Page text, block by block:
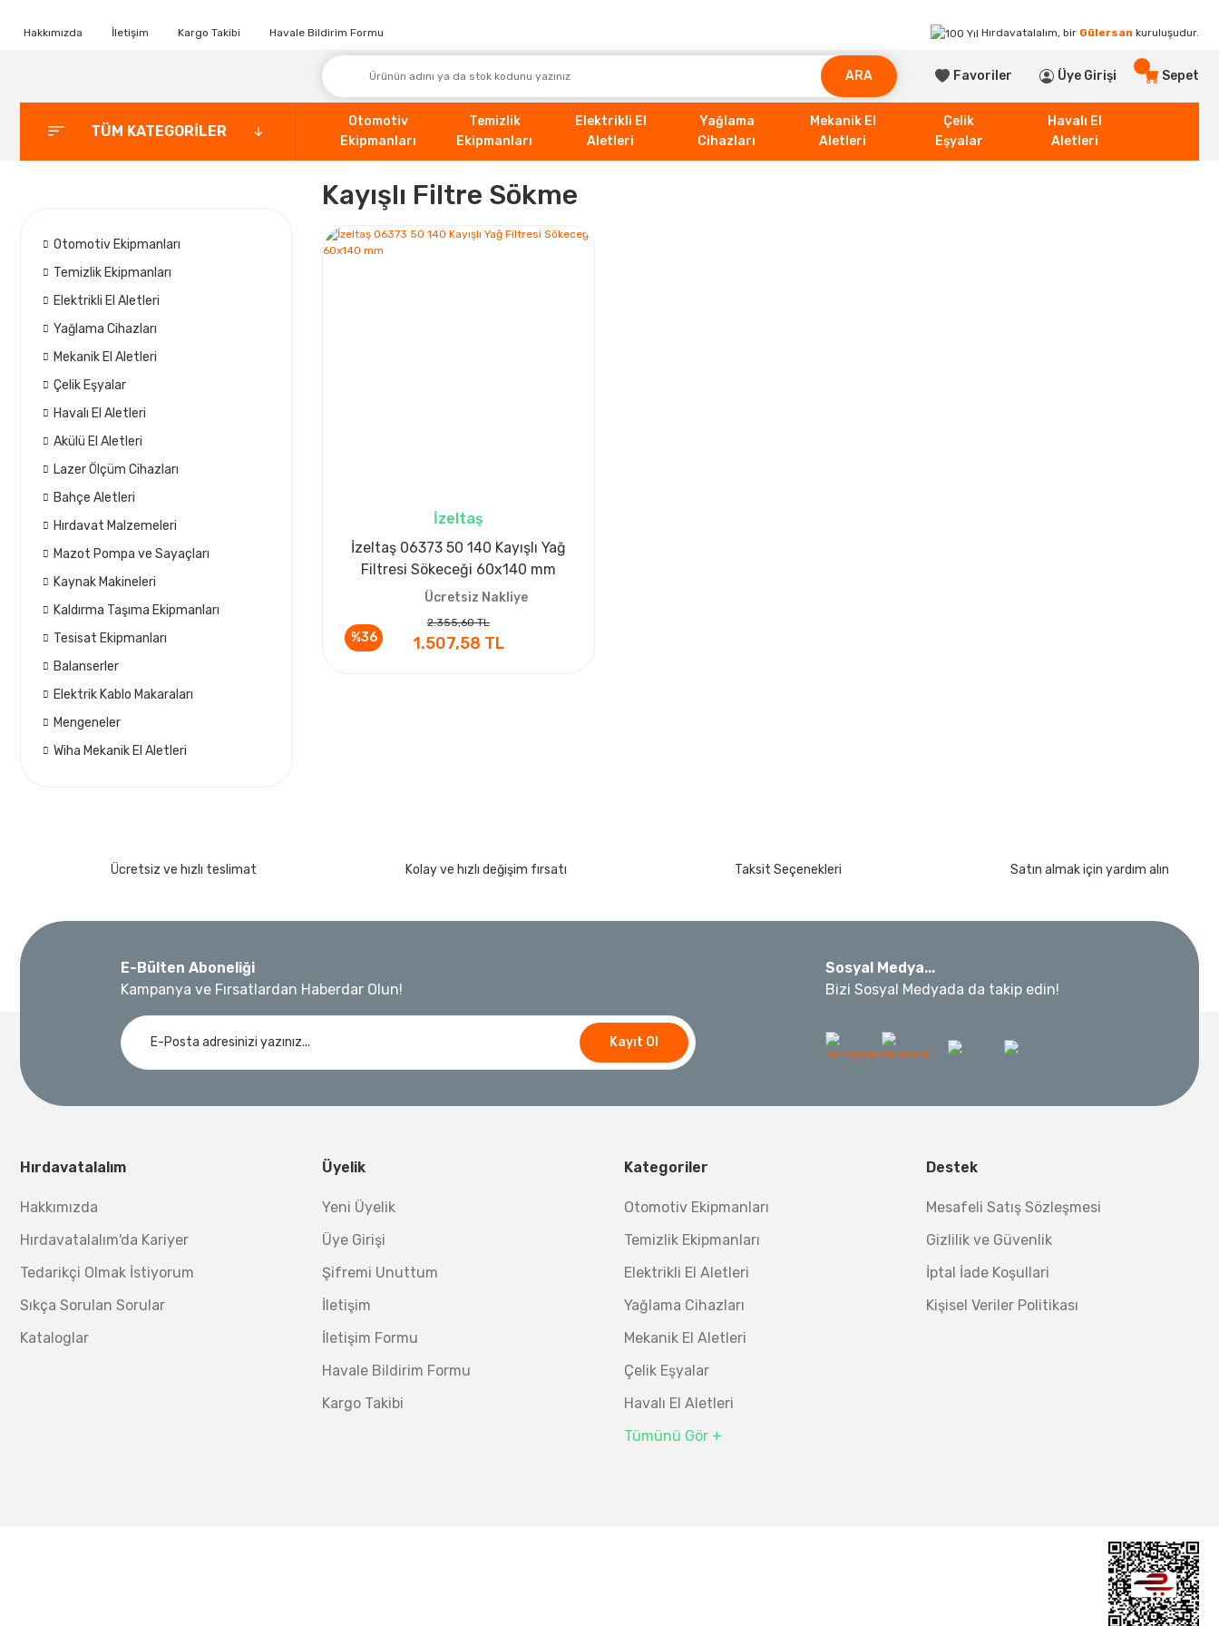
Hakkımızda İletişim Kargo Takibi Havale Bildirim Formu Hırdavatalalım, bir Gülersan kuruluşudur.
ARA Favoriler Üye Girişi Sepet
TÜM KATEGORİLER
Otomotiv
Ekipmanları
Temizlik
Ekipmanları
Elektrikli El
Aletleri
Yağlama
Cihazları
Mekanik El
Aletleri
Çelik
Eşyalar
Havalı El
Aletleri
Otomotiv Ekipmanları
Temizlik Ekipmanları
Elektrikli El Aletleri
Yağlama Cihazları
Mekanik El Aletleri
Çelik Eşyalar
Havalı El Aletleri
Akülü El Aletleri
Lazer Ölçüm Cihazları
Bahçe Aletleri
Hırdavat Malzemeleri
Mazot Pompa ve Sayaçları
Kaynak Makineleri
Kaldırma Taşıma Ekipmanları
Tesisat Ekipmanları
Balanserler
Elektrik Kablo Makaraları
Mengeneler
Wiha Mekanik El Aletleri
Kayışlı Filtre Sökme
%36
İzeltaş
İzeltaş 06373 50 140 Kayışlı Yağ
Filtresi Sökeceği 60x140 mm
Ücretsiz Nakliye
2.355,60 TL
1.507,58 TL
Ücretsiz ve hızlı teslimat Kolay ve hızlı değişim fırsatı Taksit Seçenekleri Satın almak için yardım alın
E-Bülten Aboneliği
Kampanya ve Fırsatlardan Haberdar Olun!
Kayıt Ol
Sosyal Medya...
Bizi Sosyal Medyada da takip edin!
Hırdavatalalım
Hakkımızda
Hırdavatalalım'da Kariyer
Tedarikçi Olmak İstiyorum
Sıkça Sorulan Sorular
Kataloglar
Üyelik
Yeni Üyelik
Üye Girişi
Şifremi Unuttum
İletişim
İletişim Formu
Havale Bildirim Formu
Kargo Takibi
Kategoriler
Otomotiv Ekipmanları
Temizlik Ekipmanları
Elektrikli El Aletleri
Yağlama Cihazları
Mekanik El Aletleri
Çelik Eşyalar
Havalı El Aletleri
Tümünü Gör +
Destek
Mesafeli Satış Sözleşmesi
Gizlilik ve Güvenlik
İptal İade Koşullari
Kişisel Veriler Politikası